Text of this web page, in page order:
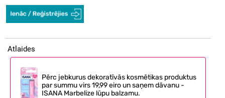
Atlaides
Pērc jebkurus dekoratīvās kosmētikas produktus
par summu virs 19,99 eiro un saņem dāvanu -
ISANA Marbelize lūpu balzamu.